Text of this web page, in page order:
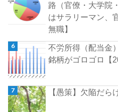
路（官僚・大学院
はサラリーマン、
無職】
不労所得（配当金
銘柄がゴロゴロ【
【愚策】欠陥だら